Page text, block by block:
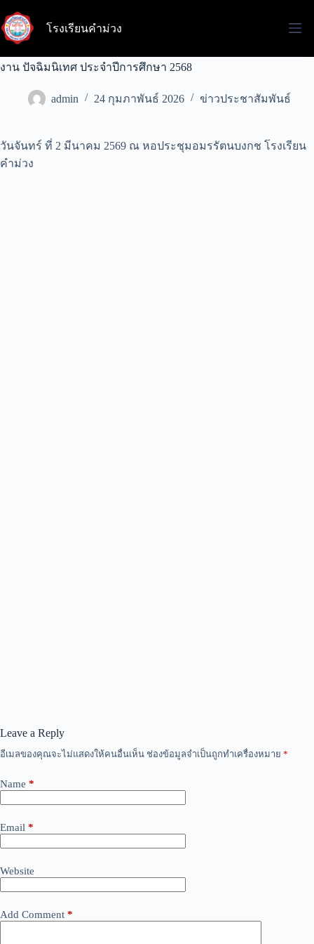
to
content
โรงเรียนคำม่วง
งาน ปัจฉิมนิเทศ ประจำปีการศึกษา 2568
admin 24 กุมภาพันธ์ 2026 ข่าวประชาสัมพันธ์
วันจันทร์ ที่ 2 มีนาคม 2569 ณ หอประชุมอมรรัตนบงกช โรงเรียน
คำม่วง
Leave a Reply
อีเมลของคุณจะไม่แสดงให้คนอื่นเห็น ช่องข้อมูลจำเป็นถูกทำเครื่องหมาย *
Name *
Email *
Website
Add Comment *